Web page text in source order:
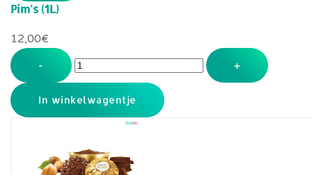
Pim's (1L)
12,00‎€
- +